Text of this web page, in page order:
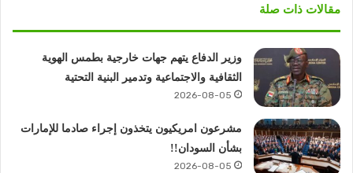
مقالات ذات صلة
وزير الدفاع يتهم جهات خارجية بطمس الهوية
الثقافية والاجتماعية وتدمير البنية التحتية
2026-08-05
مشرعون امريكيون يتخذون إجراء صادما للإمارات
بشأن السودان!!
2026-08-05